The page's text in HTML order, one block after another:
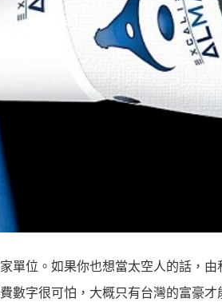
單位。如果你也想當太空人的話，
數字很可怕，大概只有台灣的富豪才